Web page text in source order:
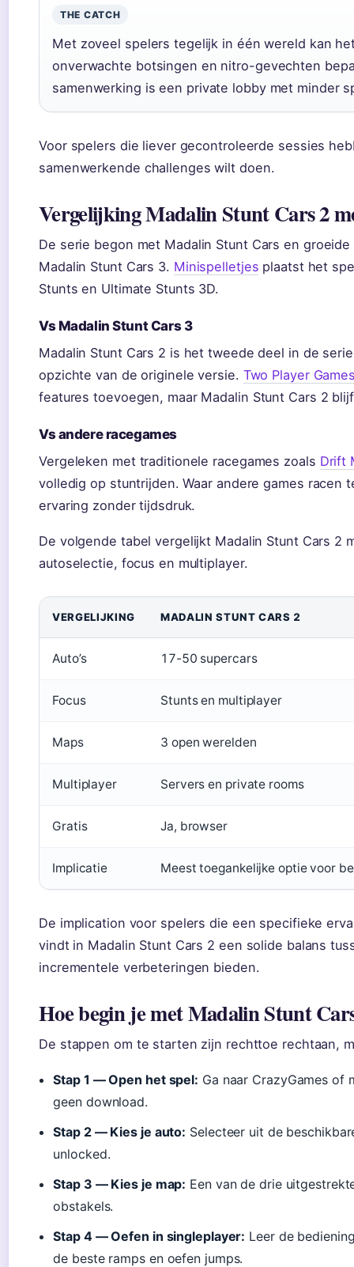
THE CATCH
Met zoveel spelers tegelijk in één wereld kan
onverwachte botsingen en nitro-gevechten
samenwerking is een private lobby met minder
Voor spelers die liever gecontroleerde sessies
samenwerkende challenges wilt doen.
Vergelijking Madalin Stunt Cars 2
De serie begon met Madalin Stunt Cars en
Madalin Stunt Cars 3. Minispelletjes plaatst het
Stunts en Ultimate Stunts 3D.
Vs Madalin Stunt Cars 3
Madalin Stunt Cars 2 is het tweede deel in de
opzichte van de originele versie. Two Player
features toevoegen, maar Madalin Stunt Cars 2
Vs andere racegames
Vergeleken met traditionele racegames zoals Drift
volledig op stuntrijden. Waar andere games
ervaring zonder tijdsdruk.
De volgende tabel vergelijkt Madalin Stunt Cars 2
autoselectie, focus en multiplayer.
VERGELIJKING MADALIN STUNT CARS 2
Auto’s 17-50 supercars
Focus Stunts en multiplayer
Maps 3 open werelden
Multiplayer Servers en private rooms
Gratis Ja, browser
Implicatie Meest toegankelijke optie voor
De implication voor spelers die een specifieke
vindt in Madalin Stunt Cars 2 een solide balans
incrementele verbeteringen bieden.
Hoe begin je met Madalin Stunt
De stappen om te starten zijn rechttoe rechtaan,
Stap 1 — Open het spel: Ga naar CrazyGames of
geen download.
Stap 2 — Kies je auto: Selecteer uit de
unlocked.
Stap 3 — Kies je map: Een van de drie
obstakels.
Stap 4 — Oefen in singleplayer: Leer de
de beste ramps en oefen jumps.